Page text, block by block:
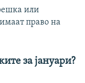
или
право на
за јануари?